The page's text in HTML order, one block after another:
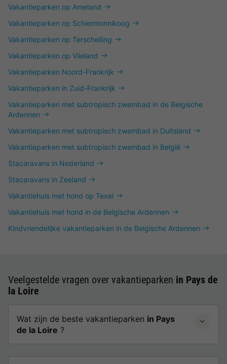
Vakantieparken op Ameland
Vakantieparken op Schiermonnikoog
Vakantieparken op Terschelling
Vakantieparken op Vlieland
Vakantieparken Noord-Frankrijk
Vakantieparken in Zuid-Frankrijk
Vakantieparken met subtropisch zwembad in de Belgische
Ardennen
Vakantieparken met subtropisch zwembad in Duitsland
Vakantieparken met subtropisch zwembad in België
Stacaravans in Nederland
Stacaravans in Zeeland
Vakantiehuis met hond op Texel
Vakantiehuis met hond in de Belgische Ardennen
Kindvriendelijke vakantieparken in de Belgische Ardennen
Veelgestelde vragen over vakantieparken in Pays de
la Loire
Wat zijn de beste vakantieparken in Pays
de la Loire ?